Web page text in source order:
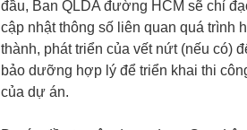
đầu, Ban QLDA đường HCM sẽ chỉ
cập nhật thông số liên quan quá trình
thành, phát triển của vết nứt (nếu có)
bảo dưỡng hợp lý để triển khai thi
của dự án.